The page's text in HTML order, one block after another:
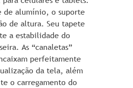
de alumínio, o suporte
de altura. Seu tapete
a estabilidade do
As “canaletas”
perfeitamente
da tela, além
o carregamento do